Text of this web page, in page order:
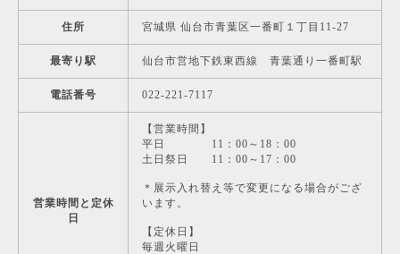
住所 宮城県 仙台市青葉区一番町１丁目11-27
最寄り駅 仙台市営地下鉄東西線 青葉通り一番町駅
電話番号 022-221-7117
営業時間と定休
日
【営業時間】
平日 11：00～18：00
土日祭日 11：00～17：00
＊展示入れ替え等で変更になる場合がござ
います。
【定休日】
毎週火曜日